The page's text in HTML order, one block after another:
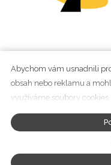
Tento
Abychom vám usnadnili
obsah nebo reklamu a
využíváme soubory
sociální média, inzerci a
"Nastavení cookies" a
Podrobnější informace
údajů a používání souborů